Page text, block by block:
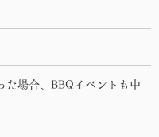
た場合、BBQイベントも中